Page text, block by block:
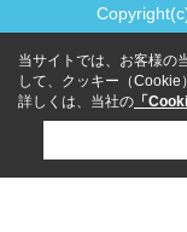
当サイトでは、お客様の
して、クッキー（Cookie
詳しくは、当社の 「